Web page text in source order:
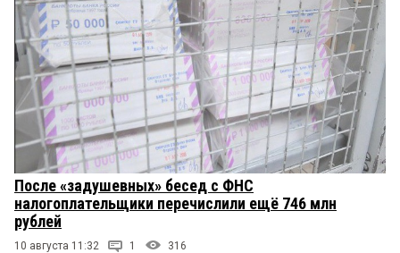
После «задушевных» бесед с ФНС
налогоплательщики перечислили ещё 746 млн
рублей
10 августа 11:32 1 316